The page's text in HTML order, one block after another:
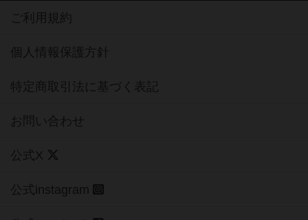
ご利用規約
個人情報保護方針
特定商取引法に基づく表記
お問い合わせ
公式X
公式instagram